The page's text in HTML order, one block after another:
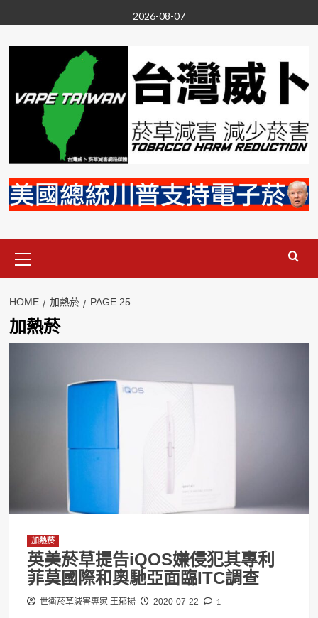
to
content
2026-08-07
Menu
HOME 加熱菸 PAGE 25
加熱菸
加熱菸
英美菸草提告iQOS嫌侵犯其專利
菲莫國際和奧馳亞面臨ITC調查
世衛菸草減害專家 王郁揚 2020-07-22 1